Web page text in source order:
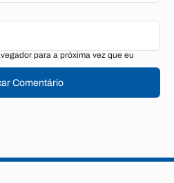
para a próxima vez que eu
Comentário